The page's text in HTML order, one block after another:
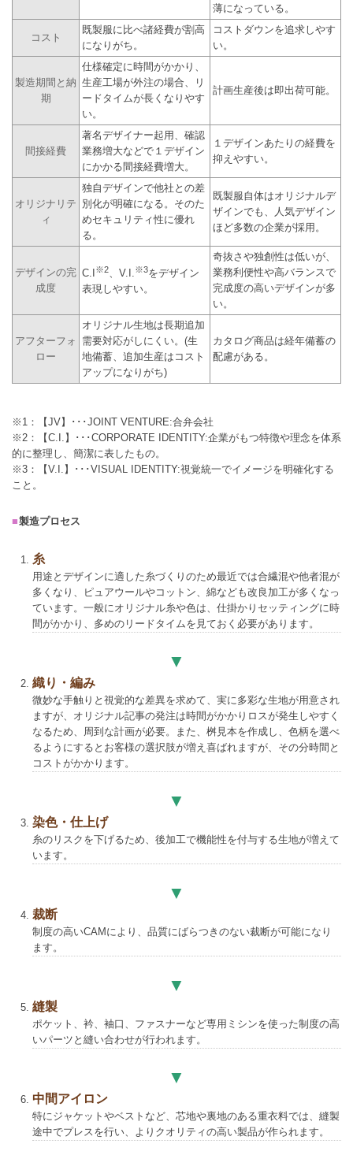
薄になっている。
コスト
既製服に比べ諸経費が割高
になりがち。
コストダウンを追求しやす
い。
製造期間と納
期
仕様確定に時間がかかり、
生産工場が外注の場合、リ
ードタイムが長くなりやす
い。
計画生産後は即出荷可能。
間接経費
著名デザイナー起用、確認
業務増大などで１デザイン
にかかる間接経費増大。
１デザインあたりの経費を
抑えやすい。
オリジナリテ
ィ
独自デザインで他社との差
別化が明確になる。そのた
めセキュリティ性に優れ
る。
既製服自体はオリジナルデ
ザインでも、人気デザイン
ほど多数の企業が採用。
デザインの完
成度
C.I ※2、V.I.※3をデザイン
表現しやすい。
奇抜さや独創性は低いが、
業務利便性や高バランスで
完成度の高いデザインが多
い。
アフターフォ
ロー
オリジナル生地は長期追加
需要対応がしにくい。(生
地備蓄、追加生産はコスト
アップになりがち)
カタログ商品は経年備蓄の
配慮がある。
※1：【JV】･･･JOINT VENTURE:合弁会社
※2：【C.I.】･･･CORPORATE IDENTITY:企業がもつ特徴や理念を体系
的に整理し、簡潔に表したもの。
※3：【V.I.】･･･VISUAL IDENTITY:視覚統一でイメージを明確化する
こと。
製造プロセス
糸
用途とデザインに適した糸づくりのため最近では合繊混や他者混が
多くなり、ピュアウールやコットン、綿なども改良加工が多くなっ
ています。一般にオリジナル糸や色は、仕掛かりセッティングに時
間がかかり、多めのリードタイムを見ておく必要があります。
織り・編み
微妙な手触りと視覚的な差異を求めて、実に多彩な生地が用意され
ますが、オリジナル記事の発注は時間がかかりロスが発生しやすく
なるため、周到な計画が必要。また、桝見本を作成し、色柄を選べ
るようにするとお客様の選択肢が増え喜ばれますが、その分時間と
コストがかかります。
染色・仕上げ
糸のリスクを下げるため、後加工で機能性を付与する生地が増えて
います。
裁断
制度の高いCAMにより、品質にばらつきのない裁断が可能になり
ます。
縫製
ポケット、衿、袖口、ファスナーなど専用ミシンを使った制度の高
いパーツと縫い合わせが行われます。
中間アイロン
特にジャケットやベストなど、芯地や裏地のある重衣料では、縫製
途中でプレスを行い、よりクオリティの高い製品が作られます。